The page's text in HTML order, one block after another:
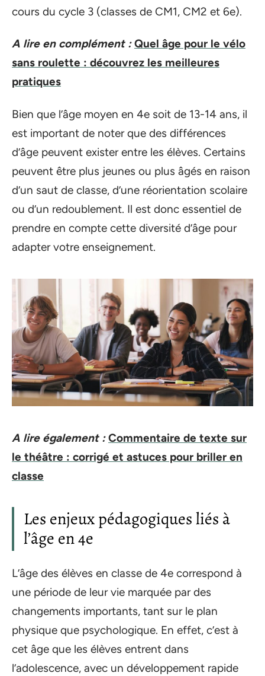
cours du cycle 3 (classes de CM1, CM2 et 6e).
A lire en complément : Quel âge pour le vélo
sans roulette : découvrez les meilleures
pratiques
Bien que l’âge moyen en 4e soit de 13-14 ans, il
est important de noter que des différences
d’âge peuvent exister entre les élèves. Certains
peuvent être plus jeunes ou plus âgés en raison
d’un saut de classe, d’une réorientation scolaire
ou d’un redoublement. Il est donc essentiel de
prendre en compte cette diversité d’âge pour
adapter votre enseignement.
A lire également : Commentaire de texte sur
le théâtre : corrigé et astuces pour briller en
classe
Les enjeux pédagogiques liés à
l’âge en 4e
L’âge des élèves en classe de 4e correspond à
une période de leur vie marquée par des
changements importants, tant sur le plan
physique que psychologique. En effet, c’est à
cet âge que les élèves entrent dans
l’adolescence, avec un développement rapide